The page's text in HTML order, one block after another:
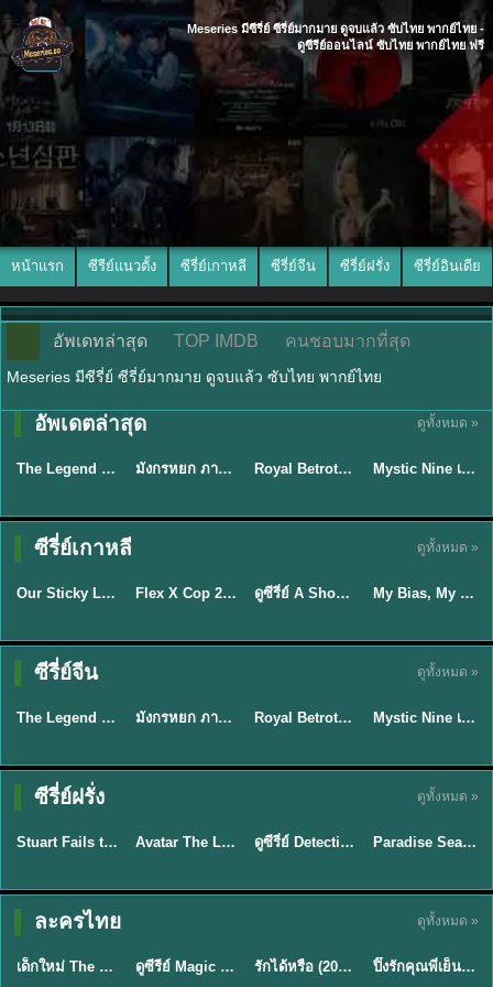
Meseries มีซีรี่ย์ ซีรี่ย์มากมาย ดูจบแล้ว ซับไทย พากย์ไทย -
ดูซีรีย์ออนไลน์ ซับไทย พากย์ไทย ฟรี
หน้าแรก ซีรีย์แนวตั้ง ซีรี่ย์เกาหลี ซีรี่ย์จีน ซีรี่ย์ฝรั่ง ซีรี่ย์อินเดีย
อัพเดทล่าสุด TOP IMDB คนชอบมากที่สุด
Meseries มีซีรี่ย์ ซีรี่ย์มากมาย ดูจบแล้ว ซับไทย พากย์ไทย
อัพเดตล่าสุด ดูทั้งหมด »
★8.5
พากย์ไทย
The Legend of ShenLi ปฐพีไร้พ่าย (2024) พากย์ไทย ซับไทย EP.1-39 ★8 มังกรหยก ภาคมารบูรพาและพิษประจิม Duel on Mount Hua พากย์ไทย ★9 Royal Betrothal (2026) สัญญาวิวาห์แห่งราชวงศ์ พากย์ไทย ซับไทย EP1-32 ★9
พากย์ไทย/ซับ
Mystic Nine เก้าสกุล (2026) พากย์ไทย ซับไทย EP.1-30
ซีรี่ย์เกาหลี ดูทั้งหมด »
★6
ซับไทย
Our Sticky Love รักติดหนึบ (2026) พากย์ไทย ซับไทย EP.1-12 ★8 Flex X Cop 2 คุณชายสายสืบ ซีซั่น 2 (2026) พากย์ไทย ซับไทย EP.1-14 ★8 EP.16ดูซีรี่ย์ A Shop for Killers 2 ร้านลับนักฆ่า ซีซัน 2 (2026) ซับไทย-พากย์ไทย
ซับไทย
My Bias, My Boss เมื่อเมนฉันเป็นประธานบริษัท (2026) พากย์ไทย ซับไทย EP.1-12
ซีรี่ย์จีน ดูทั้งหมด »
★8.5
พากย์ไทย
The Legend of ShenLi ปฐพีไร้พ่าย (2024) พากย์ไทย ซับไทย EP.1-39 ★8 มังกรหยก ภาคมารบูรพาและพิษประจิม Duel on Mount Hua พากย์ไทย ★9 Royal Betrothal (2026) สัญญาวิวาห์แห่งราชวงศ์ พากย์ไทย ซับไทย EP1-32 ★9
พากย์ไทย/ซับ
Mystic Nine เก้าสกุล (2026) พากย์ไทย ซับไทย EP.1-30
ซีรี่ย์ฝรั่ง ดูทั้งหมด »
★9.3
พากย์ไทย
Stuart Fails to Save the Universe สจ๊วตล่มแผนกู้จักรวาล (2026) พากย์ไทย ซับไทย EP.1-10 ★7.8 EP.7Avatar The Last Airbender 2 เณรน้อยเจ้าอภินิหาร พากย์ไทย EP.9ดูซีรี่ย์ Detective Hole (2026) พากย์ไทย HD ฟรี อัปเดตล่าสุด Netflix EP.8
พากย์ไทย
Paradise Season 2 (2026) พากย์ไทย EP1-8 ดูซีรี่ย์ฝรั่ง HD ครบทุกตอน
ละครไทย ดูทั้งหมด »
★ 8 EP.6
พากย์ไทย
เด็กใหม่ The Reset 2026 EP1-6 พากย์ไทย ดูซีรี่ย์ Netflix ล่าสุด HD ดูซีรีย์ Magic Move (2026) ทำนายทายรัก Thai EP.1-10 HD รักได้หรือ (2026) YOUNG Let's Begin Again พากย์ไทย EP.1-19 ★8
พากย์ไทย
ปิ๊งรักคุณพี่เย็นชา (2026) Frozen Valentine EP.1-10 (จบ)